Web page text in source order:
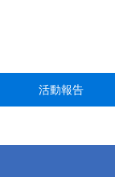
活動報告